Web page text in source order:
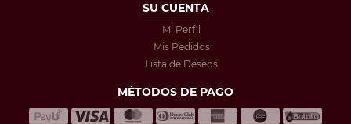
SU CUENTA
Mi Perfil
Mis Pedidos
Lista de Deseos
MÉTODOS DE PAGO